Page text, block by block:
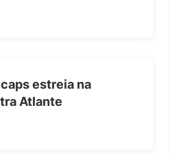
estreia na
Atlante